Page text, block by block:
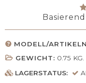
MODELL/
GEWICHT: 0.75 KG.
LAGERSTATUS: